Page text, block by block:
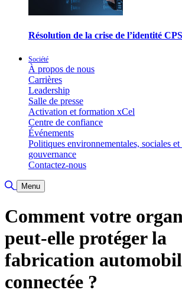
Résolution de la crise de l’identité CPS
Société
À propos de nous
Carrières
Leadership
Salle de presse
Activation et formation xCel
Centre de confiance
Événements
Politiques environnementales, sociales et
gouvernance
Contactez-nous
Basculer la recherche
Menu
Comment votre
peut-elle protéger la
fabrication
connectée ?